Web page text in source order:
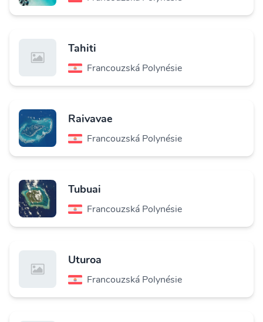
Tahiti
Francouzská Polynésie
Raivavae
Francouzská Polynésie
Tubuai
Francouzská Polynésie
Uturoa
Francouzská Polynésie